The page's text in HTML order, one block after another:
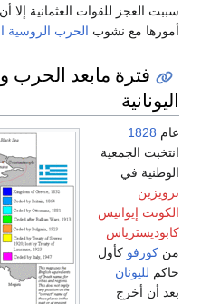
سببت العجز للقوات العثمانية
أمورها مع نشوب الحرب الروسية
فترة مابعد الحرب
اليونانية
عام 1828
انتخبت الجمعية
الوطنية في
ترويزين
الكونت إيوانيس
كابوديسترياس
من كورفو كأول
حاكم لليونان
بعد أن أخرج